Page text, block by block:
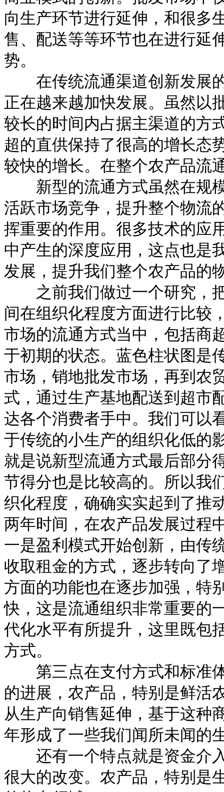
向生产环节进行延伸，和很多
售、配送等等环节也在进行延
势。
在传统流通渠道创新发展的
正在越来越加快发展。虽然以
较长的时间内占据主渠道的方
超的直供保持了很高的增长态
较快的增长。在整个农产品流
新型的流通方式虽然在规模
活跃市场竞争，提升整个物流
挥重要的作用。很多技术的应
中产生的深度应用，这点也是
发展，提升我们整个农产品的
之前我们做过一个研究，把
间在组织化程度方面进行比较
市场的流通方式当中，包括商
于初期的状态。蓝色柱状图是
市场，销地批发市场，再到农
式，通过生产基地配送到超市
达各个消费者手中。我们可以
于传统的小生产的组织化低的
就是说新型流通方式最后部分
节得分也是比较高的。所以我
织化程度，确确实实起到了推
两年时间，在农产品发展过程
一是盈利模式开始创新，由传
收取租金的方式，逐步转向了
方面的功能也在逐步加强，特
快，这是流通组织非常重要的
代化水平有所提升，这里既包
方式。
第三点在支付方式和标准体
的进展，农产品，特别是鲜活
从生产向销售延伸，基于这种
年形成了一些我们闻所未闻的
还有一个特点就是资金介入
很大的改变。农产品，特别是